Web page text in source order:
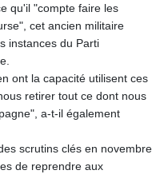
qu'il "compte faire les
cet ancien militaire
instances du Parti
ont la capacité utilisent ces
retirer tout ce dont nous
a-t-il également
scrutins clés en novembre
de reprendre aux